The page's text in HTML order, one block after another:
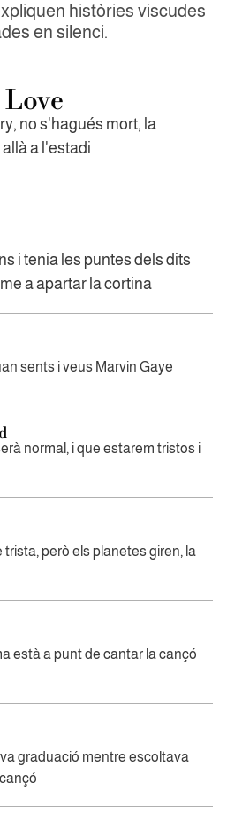
històries viscudes
en silenci.
no s'hagués mort, la
a l'estadi
i tenia les puntes dels dits
a apartar la cortina
sents i veus Marvin Gaye
normal, i que estarem tristos i
trista, però els planetes giren, la
està a punt de cantar la cançó
graduació mentre escoltava